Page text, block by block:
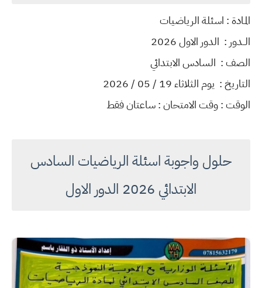
المـادة : اسئلة الرياضيات
الــدور : الدور الاول 2026
الصف : السادس الابتدائي
التاريخ : يوم الثلاثاء 19 / 05 / 2026
الوقت : وقت الامتحان : ساعتان فقط
حلول واجوبة اسئلة الرياضيات السادس
الابتدائي 2026 الدور الاول